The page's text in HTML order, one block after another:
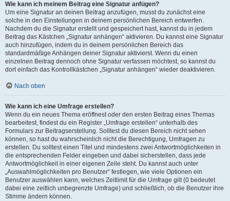
Wie kann ich meinem Beitrag eine Signatur anfügen?
Um eine Signatur an deinen Beitrag anzufügen, musst du zunächst eine
solche in den Einstellungen in deinem persönlichen Bereich entwerfen.
Nachdem du die Signatur erstellt und gespeichert hast, kannst du in jedem
Beitrag das Kästchen „Signatur anhängen“ aktivieren. Du kannst eine Signatur
auch hinzufügen, indem du in deinem persönlichen Bereich das
standardmäßige Anhängen deiner Signatur aktivierst. Wenn du einen
einzelnen Beitrag dennoch ohne Signatur verfassen möchtest, so kannst du
dort einfach das Kontrollkästchen „Signatur anhängen“ wieder deaktivieren.
Nach oben
Wie kann ich eine Umfrage erstellen?
Wenn du ein neues Thema eröffnest oder den ersten Beitrag eines Themas
bearbeitest, findest du ein Register „Umfrage erstellen“ unterhalb des
Formulars zur Beitragserstellung. Solltest du diesen Bereich nicht sehen
können, so hast du wahrscheinlich nicht die Berechtigung, Umfragen zu
erstellen. Du solltest einen Titel und mindestens zwei Antwortmöglichkeiten in
die entsprechenden Felder eingeben und dabei sicherstellen, dass jede
Antwortmöglichkeit in einer eigenen Zeile steht. Du kannst auch unter
„Auswahlmöglichkeiten pro Benutzer“ festlegen, wie viele Optionen ein
Benutzer auswählen kann, welches Zeitlimit für die Umfrage gilt (0 bedeutet
dabei eine zeitlich unbegrenzte Umfrage) und schließlich, ob die Benutzer ihre
Stimme ändern können.